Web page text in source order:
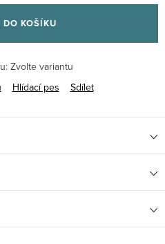
KOŠÍKU
Zvolte variantu
Hlídací pes Sdílet